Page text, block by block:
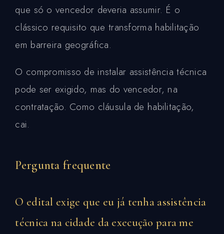
que só o vencedor deveria assumir. É o
clássico requisito que transforma habilitação
em barreira geográfica.
O compromisso de instalar assistência técnica
pode ser exigido, mas do vencedor, na
contratação. Como cláusula de habilitação,
cai.
Pergunta frequente
O edital exige que eu já tenha assistência
técnica na cidade da execução para me